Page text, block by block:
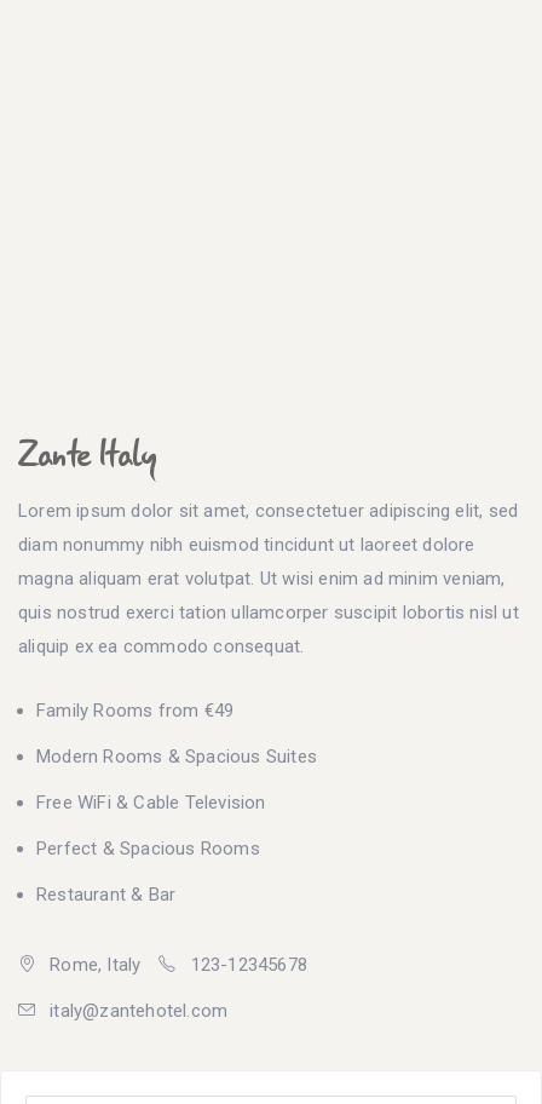
Zante Italy
Lorem ipsum dolor sit amet, consectetuer adipiscing elit, sed
diam nonummy nibh euismod tincidunt ut laoreet dolore
magna aliquam erat volutpat. Ut wisi enim ad minim veniam,
quis nostrud exerci tation ullamcorper suscipit lobortis nisl ut
aliquip ex ea commodo consequat.
Family Rooms from €49
Modern Rooms & Spacious Suites
Free WiFi & Cable Television
Perfect & Spacious Rooms
Restaurant & Bar
Rome, Italy 123-12345678
italy@zantehotel.com